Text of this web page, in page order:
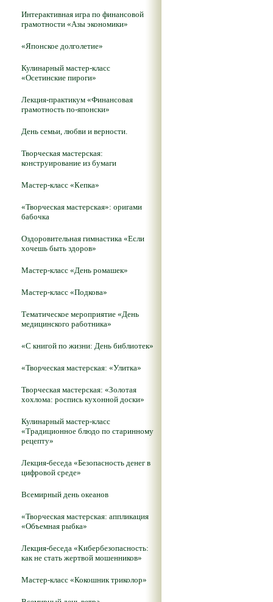
Интерактивная игра по финансовой
грамотности «Азы экономики»
«Японское долголетие»
Кулинарный мастер-класс
«Осетинские пироги»
Лекция-практикум «Финансовая
грамотность по-японски»
День семьи, любви и верности.
Творческая мастерская:
конструирование из бумаги
Мастер-класс «Кепка»
«Творческая мастерская»: оригами
бабочка
Оздоровительная гимнастика «Если
хочешь быть здоров»
Мастер-класс «День ромашек»
Мастер-класс «Подкова»
Тематическое мероприятие «День
медицинского работника»
«С книгой по жизни: День библиотек»
«Творческая мастерская: «Улитка»
Творческая мастерская: «Золотая
хохлома: роспись кухонной доски»
Кулинарный мастер-класс
«Традиционное блюдо по старинному
рецепту»
Лекция-беседа «Безопасность денег в
цифровой среде»
Всемирный день океанов
«Творческая мастерская: аппликация
«Объемная рыбка»
Лекция-беседа «Кибербезопасность:
как не стать жертвой мошенников»
Мастер-класс «Кокошник триколор»